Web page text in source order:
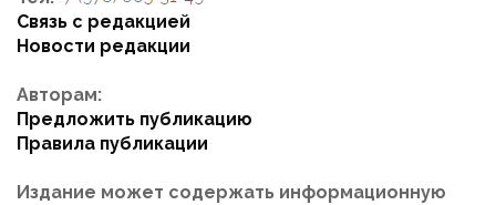
Связь с редакцией
Новости редакции
Авторам:
Предложить публикацию
Правила публикации
Издание может содержать информационную